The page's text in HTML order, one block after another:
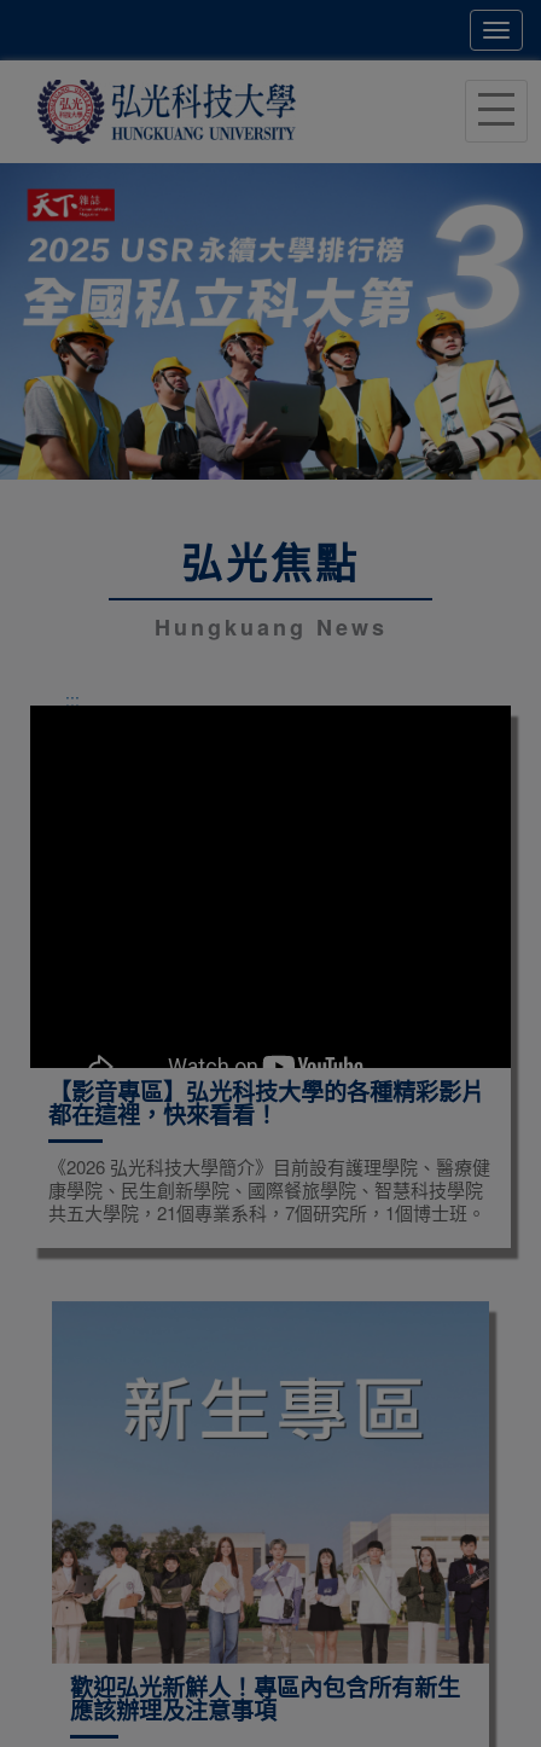
主
要
內
容
區
塊
弘光焦點
Hungkuang News
:::
【影音專區】弘光科技大學的各種精彩影片
都在這裡，快來看看！
《2026 弘光科技大學簡介》目前設有護理學院、醫療健
康學院、民生創新學院、國際餐旅學院、智慧科技學院
共五大學院，21個專業系科，7個研究所，1個博士班。
歡迎弘光新鮮人！專區內包含所有新生
應該辦理及注意事項